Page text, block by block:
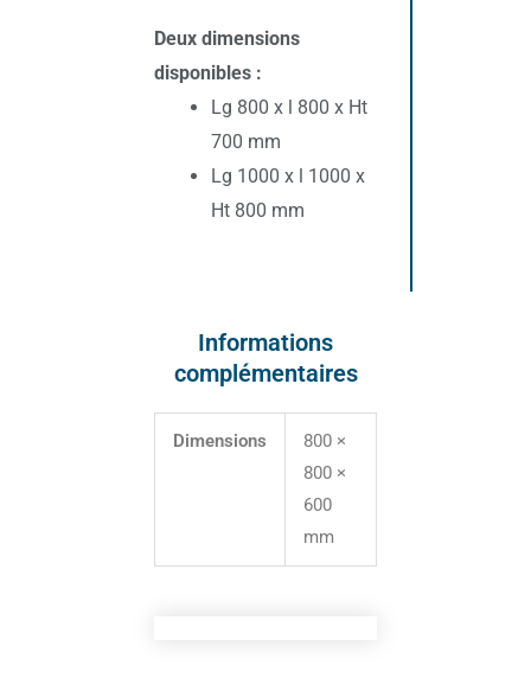
Deux dimensions
disponibles :
Lg 800 x l 800 x Ht
700 mm
Lg 1000 x l 1000 x
Ht 800 mm
Informations
complémentaires
Dimensions
800 ×
800 ×
600
mm